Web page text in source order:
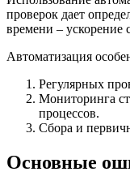
проверок дает
времени – ускорение
Автоматизация
Регулярных
Мониторинга
процессов.
Сбора и
Основные